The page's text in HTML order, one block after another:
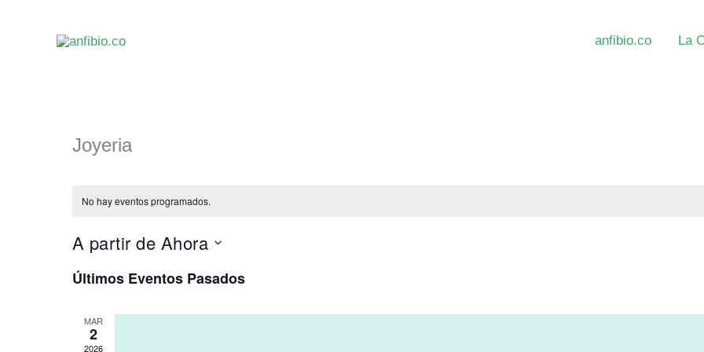
anfibio.co La
Joyeria
No hay eventos programados.
A partir de Ahora
fecha.
Últimos Eventos Pasados
MAR
2
2026